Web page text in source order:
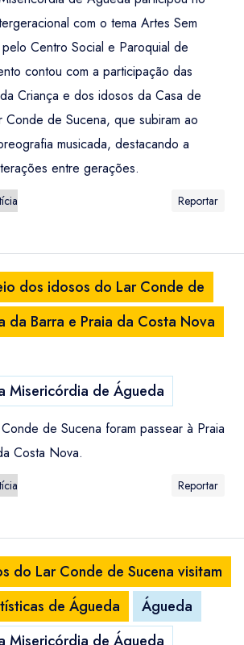
com o tema Artes Sem
Centro Social e Paroquial de
contou com a participação das
Criança e dos idosos da Casa de
Conde de Sucena, que subiram ao
musicada, destacando a
entre gerações.
Reportar
dos idosos do Lar Conde de
da Barra e Praia da Costa Nova
Misericórdia de Águeda
de Sucena foram passear à Praia
Costa Nova.
Reportar
do Lar Conde de Sucena visitam
de Águeda
Águeda